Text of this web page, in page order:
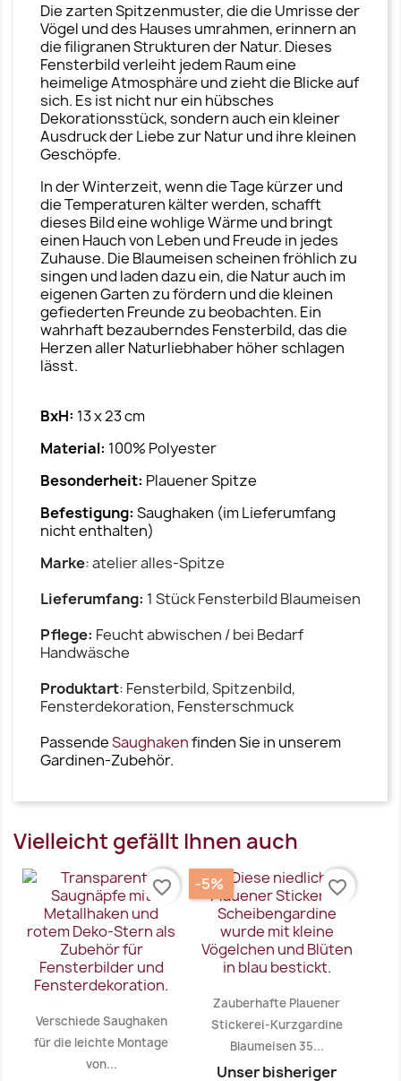
Die zarten Spitzenmuster, die die Umrisse der
Vögel und des Hauses umrahmen, erinnern an
die filigranen Strukturen der Natur. Dieses
Fensterbild verleiht jedem Raum eine
heimelige Atmosphäre und zieht die Blicke auf
sich. Es ist nicht nur ein hübsches
Dekorationsstück, sondern auch ein kleiner
Ausdruck der Liebe zur Natur und ihre kleinen
Geschöpfe.
In der Winterzeit, wenn die Tage kürzer und
die Temperaturen kälter werden, schafft
dieses Bild eine wohlige Wärme und bringt
einen Hauch von Leben und Freude in jedes
Zuhause. Die Blaumeisen scheinen fröhlich zu
singen und laden dazu ein, die Natur auch im
eigenen Garten zu fördern und die kleinen
gefiederten Freunde zu beobachten. Ein
wahrhaft bezauberndes Fensterbild, das die
Herzen aller Naturliebhaber höher schlagen
lässt.
BxH: 13 x 23 cm
Material: 100% Polyester
Besonderheit: Plauener Spitze
Befestigung: Saughaken (im Lieferumfang
nicht enthalten)
Marke: atelier alles-Spitze
Lieferumfang: 1 Stück Fensterbild Blaumeisen
Pflege: Feucht abwischen / bei Bedarf
Handwäsche
Produktart: Fensterbild, Spitzenbild,
Fensterdekoration, Fensterschmuck
PassendeSaughakenfinden Sie in unserem
Gardinen-Zubehör.
Vielleicht gefällt Ihnen auch
Verschiede Saughaken
für die leichte Montage
von...
favorite_border
Zauberhafte Plauener
Stickerei-Kurzgardine
Blaumeisen 35...
Unser bisheriger
-5% favorite_border